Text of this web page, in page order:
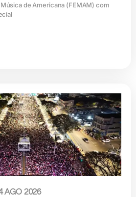
de Americana (FEMAM) com
AGO 2026